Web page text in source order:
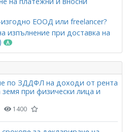
ЕООД или freelancer?
изпълнение при доставка на
по ЗДДФЛ на доходи от рента
при физически лица и
1400